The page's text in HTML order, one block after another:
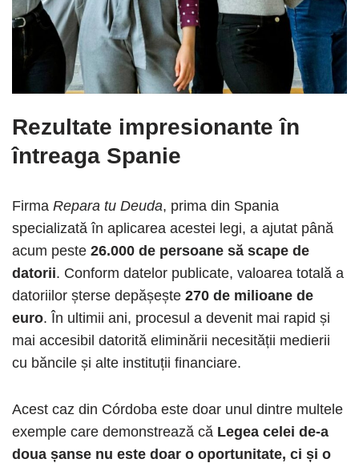
Rezultate impresionante în
întreaga Spanie
Firma Repara tu Deuda, prima din Spania
specializată în aplicarea acestei legi, a ajutat până
acum peste 26.000 de persoane să scape de
datorii. Conform datelor publicate, valoarea totală a
datoriilor șterse depășește 270 de milioane de
euro. În ultimii ani, procesul a devenit mai rapid și
mai accesibil datorită eliminării necesității medierii
cu băncile și alte instituții financiare.
Acest caz din Córdoba este doar unul dintre multele
exemple care demonstrează că Legea celei de-a
doua șanse nu este doar o oportunitate, ci și o